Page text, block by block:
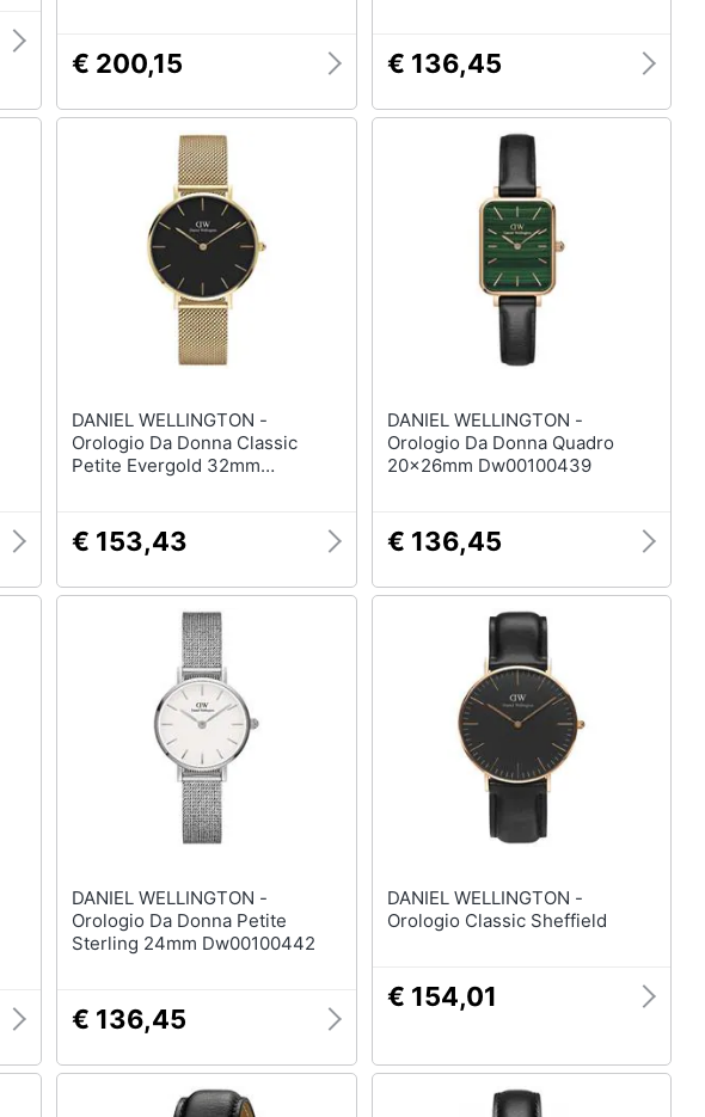
€ 200,15 € 136,45
DANIEL WELLINGTON -
Orologio Da Donna Classic
Petite Evergold 32mm
€ 153,43
DANIEL WELLINGTON -
Orologio Da Donna Quadro
20x26mm Dw00100439
€ 136,45
DANIEL WELLINGTON -
Orologio Da Donna Petite
Sterling 24mm Dw00100442
€ 136,45
DANIEL WELLINGTON -
Orologio Classic Sheffield
€ 154,01